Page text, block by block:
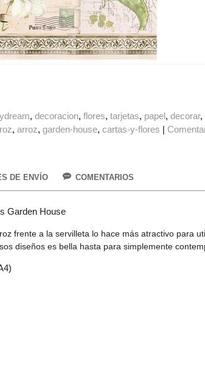
decoracion flores tarjetas papel decorar
arroz garden-house cartas-y-flores |
DE ENVÍO COMENTARIOS
Garden House
frente a la servilleta lo hace más atractivo para
diseños es bella hasta para simplemente